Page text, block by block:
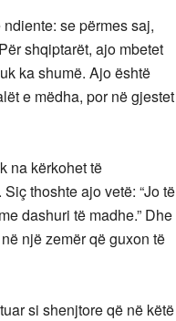
se përmes saj,
shqiptarët, ajo mbetet
ka shumë. Ajo është
e mëdha, por në gjestet
na kërkohet të
thoshte ajo vetë: “Jo të
dashuri të madhe.” Dhe
një zemër që guxon të
si shenjtore që në këtë